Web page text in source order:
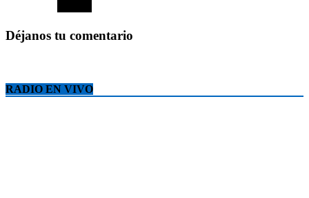
Déjanos tu comentario
RADIO EN VIVO